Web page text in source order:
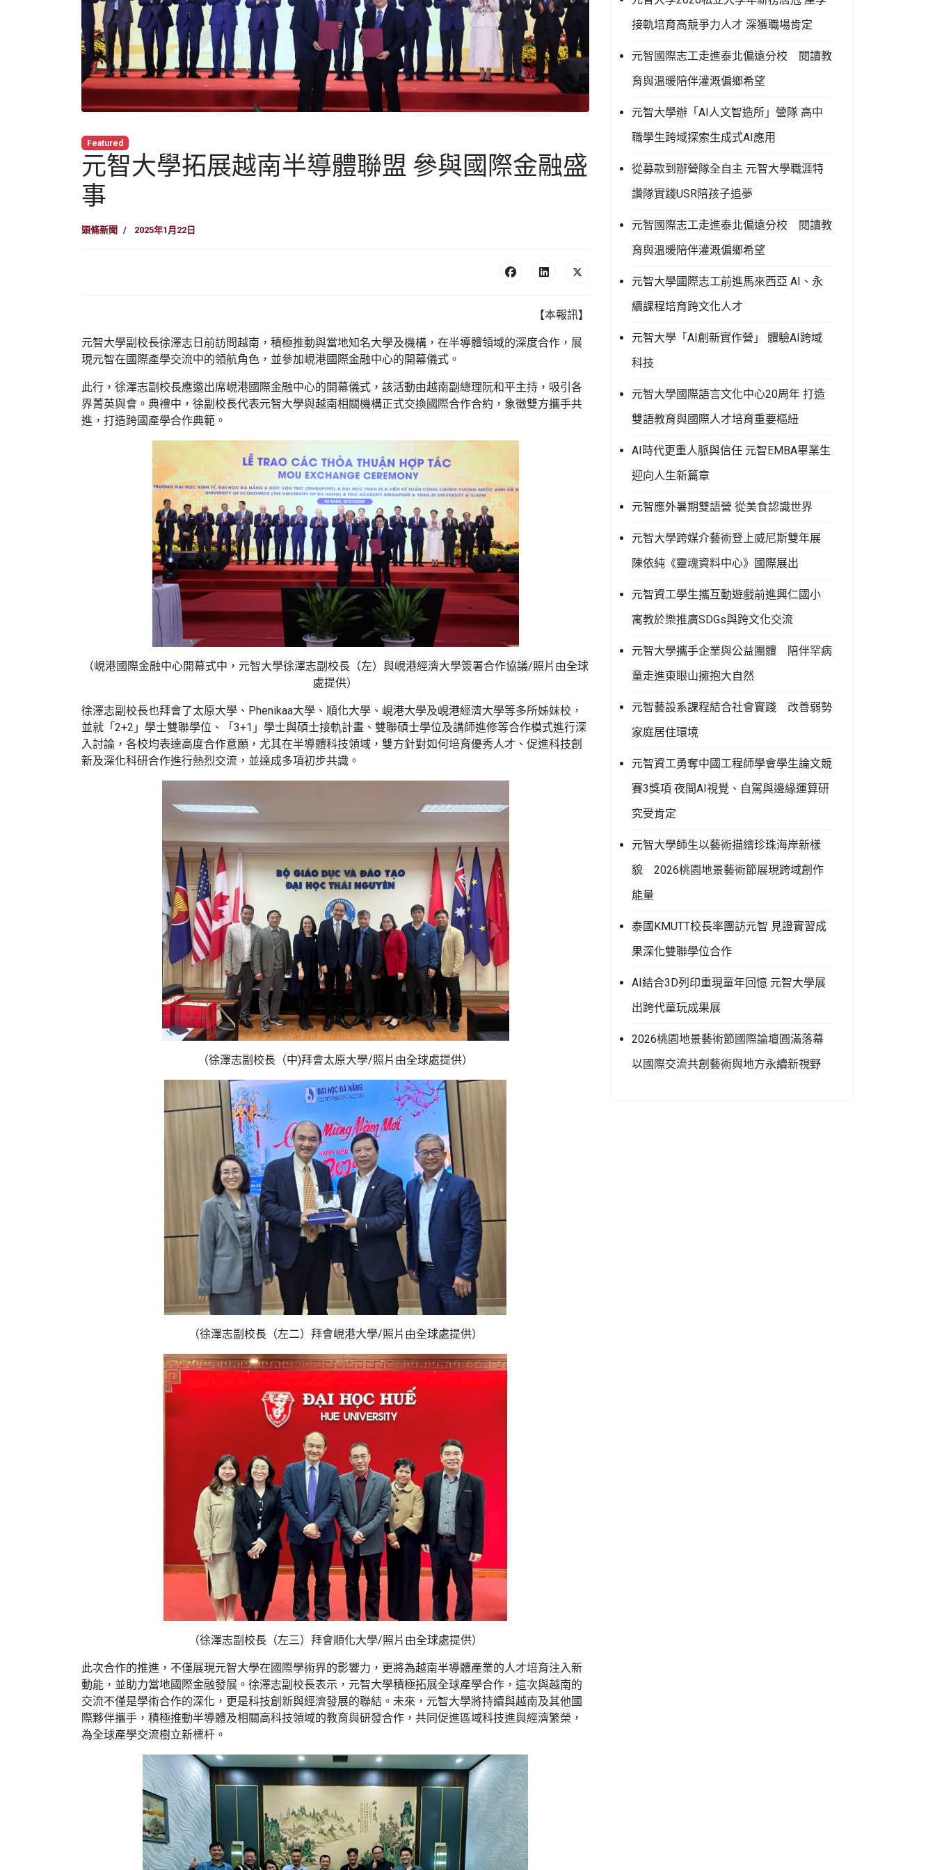
Featured
元智大學拓展越南半導體聯盟 參與國際金融盛
事
頭條新聞 2025年1月22日
【本報訊】
元智大學副校長徐澤志日前訪問越南，積極推動與當地知名大學及機構，在半導體領域的深度合作，展
現元智在國際產學交流中的領航角色，並參加峴港國際金融中心的開幕儀式。
此行，徐澤志副校長應邀出席峴港國際金融中心的開幕儀式，該活動由越南副總理阮和平主持，吸引各
界菁英與會。典禮中，徐副校長代表元智大學與越南相關機構正式交換國際合作合約，象徵雙方攜手共
進，打造跨國產學合作典範。
（峴港國際金融中心開幕式中，元智大學徐澤志副校長（左）與峴港經濟大學簽署合作協議/照片由全球
處提供）
徐澤志副校長也拜會了太原大學、 Phenikaa大學、順化大學、峴港大學及峴港經濟大學等多所姊妹校，
並就「 2+2 」學士雙聯學位、「 3+1 」學士與碩士接軌計畫、雙聯碩士學位及講師進修等合作模式進行深
入討論，各校均表達高度合作意願，尤其在半導體科技領域，雙方針對如何培育優秀人才、促進科技創
新及深化科研合作進行熱烈交流，並達成多項初步共識。
（徐澤志副校長（中)拜會太原大學/照片由全球處提供）
（徐澤志副校長（左二）拜會峴港大學/照片由全球處提供）
（徐澤志副校長（左三）拜會順化大學/照片由全球處提供）
此次合作的推進，不僅展現元智大學在國際學術界的影響力，更將為越南半導體產業的人才培育注入新
動能，並助力當地國際金融發展。徐澤志副校長表示，元智大學積極拓展全球產學合作，這次與越南的
交流不僅是學術合作的深化，更是科技創新與經濟發展的聯結。未來，元智大學將持續與越南及其他國
際夥伴攜手，積極推動半導體及相關高科技領域的教育與研發合作，共同促進區域科技進與經濟繁榮，
為全球產學交流樹立新標杆。
接軌培育高競爭力人才 深獲職場肯定
元智國際志工走進泰北偏遠分校 閱讀教
育與溫暖陪伴灌溉偏鄉希望
元智大學辦「AI人文智造所」營隊 高中
職學生跨域探索生成式AI應用
從募款到辦營隊全自主 元智大學職涯特
讚隊實踐USR陪孩子追夢
元智國際志工走進泰北偏遠分校 閱讀教
育與溫暖陪伴灌溉偏鄉希望
元智大學國際志工前進馬來西亞 AI、永
續課程培育跨文化人才
元智大學「AI創新實作營」 體驗AI跨域
科技
元智大學國際語言文化中心20周年 打造
雙語教育與國際人才培育重要樞紐
AI時代更重人脈與信任 元智EMBA畢業生
迎向人生新篇章
元智應外暑期雙語營 從美食認識世界
元智大學跨媒介藝術登上威尼斯雙年展
陳依純《靈魂資料中心》國際展出
元智資工學生攜互動遊戲前進興仁國小
寓教於樂推廣SDGs與跨文化交流
元智大學攜手企業與公益團體 陪伴罕病
童走進東眼山擁抱大自然
元智藝設系課程結合社會實踐 改善弱勢
家庭居住環境
元智資工勇奪中國工程師學會學生論文競
賽3獎項 夜間AI視覺、自駕與邊緣運算研
究受肯定
元智大學師生以藝術描繪珍珠海岸新樣
貌 2026桃園地景藝術節展現跨域創作
能量
泰國KMUTT校長率團訪元智 見證實習成
果深化雙聯學位合作
AI結合3D列印重現童年回憶 元智大學展
出跨代童玩成果展
2026桃園地景藝術節國際論壇圓滿落幕
以國際交流共創藝術與地方永續新視野